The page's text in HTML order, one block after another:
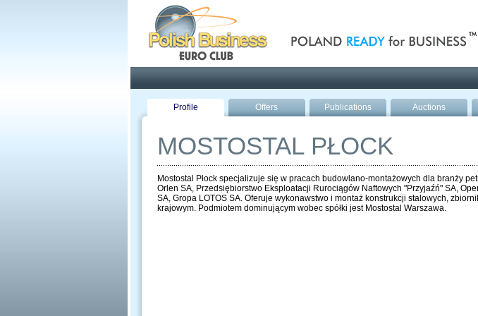
Profile Offers Publications Auctions
MOSTOSTAL PŁOCK
Mostostal Płock specjalizuje się w pracach budowlano-montażowych dla branży
Orlen SA, Przedsiębiorstwo Eksploatacji Rurociągów Naftowych "Przyjaźń" SA,
SA, Gropa LOTOS SA. Oferuje wykonawstwo i montaż konstrukcji stalowych,
krajowym. Podmiotem dominującym wobec spółki jest Mostostal Warszawa.